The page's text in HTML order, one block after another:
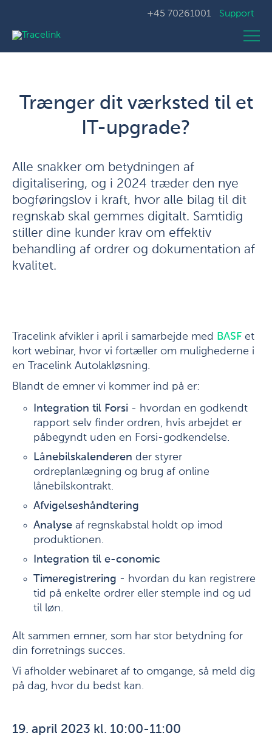
+45 70261001 Support
Trænger dit værksted til et
IT-upgrade?
Alle snakker om betydningen af
digitalisering, og i 2024 træder den nye
bogføringslov i kraft, hvor alle bilag til dit
regnskab skal gemmes digitalt. Samtidig
stiller dine kunder krav om effektiv
behandling af ordrer og dokumentation af
kvalitet.
Tracelink afvikler i april i samarbejde med BASF et
kort webinar, hvor vi fortæller om mulighederne i
en Tracelink Autolakløsning.
Blandt de emner vi kommer ind på er:
Integration til Forsi - hvordan en godkendt
rapport selv finder ordren, hvis arbejdet er
påbegyndt uden en Forsi-godkendelse.
Lånebilskalenderen der styrer
ordreplanlægning og brug af online
lånebilskontrakt.
Afvigelseshåndtering
Analyse af regnskabstal holdt op imod
produktionen.
Integration til e-conomic
Timeregistrering - hvordan du kan registrere
tid på enkelte ordrer eller stemple ind og ud
til løn.
Alt sammen emner, som har stor betydning for
din forretnings succes.
Vi afholder webinaret af to omgange, så meld dig
på dag, hvor du bedst kan.
19. april 2023 kl. 10:00-11:00